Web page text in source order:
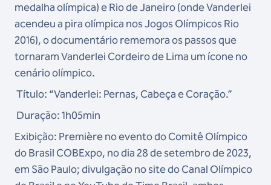
medalha olímpica) e Rio de Janeiro (onde Vanderlei
acendeu a pira olímpica nos Jogos Olímpicos Rio
2016), o documentário rememora os passos que
tornaram Vanderlei Cordeiro de Lima um ícone no
cenário olímpico.
Título: “Vanderlei: Pernas, Cabeça e Coração.”
Duração: 1h05min
Exibição: Première no evento do Comitê Olímpico
do Brasil COBExpo, no dia 28 de setembro de 2023,
em São Paulo; divulgação no site do Canal Olímpico